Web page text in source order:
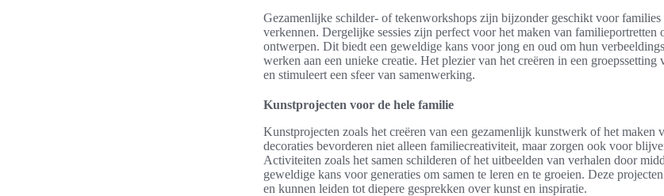
Gezamenlijke schilder- of tekenworkshops zijn bijzonder geschikt voor
verkennen. Dergelijke sessies zijn perfect voor het maken van familieportretten
ontwerpen. Dit biedt een geweldige kans voor jong en oud om hun
werken aan een unieke creatie. Het plezier van het creëren in een groepssetting
en stimuleert een sfeer van samenwerking.
Kunstprojecten voor de hele familie
Kunstprojecten zoals het creëren van een gezamenlijk kunstwerk of het maken
decoraties bevorderen niet alleen familiecreativiteit, maar zorgen ook voor
Activiteiten zoals het samen schilderen of het uitbeelden van verhalen door
geweldige kans voor generaties om samen te leren en te groeien. Deze
en kunnen leiden tot diepere gesprekken over kunst en inspiratie.